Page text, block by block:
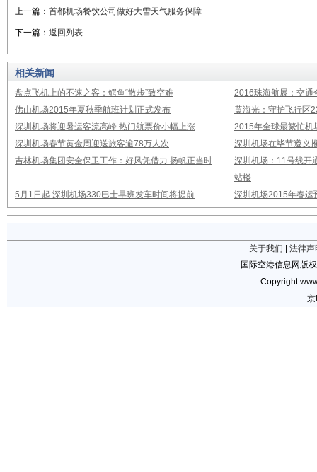
上一篇： 首都机场餐饮公司做好大雪天气服务保障
下一篇： 返回列表
相关新闻
盘点飞机上的不速之客：鳄鱼“散步”致空难
2016珠海航展：交通
佛山机场2015年夏秋季航班计划正式发布
黄海光：守护飞行区
深圳机场将迎暑运客流高峰 热门航票价小幅上涨
2015年全球最繁忙机
深圳机场春节黄金周迎送旅客逾78万人次
深圳机场在毕节遵义
吉林机场集团安全保卫工作：好风凭借力 扬帆正当时
深圳机场：11号线开
站楼
5月1日起 深圳机场330巴士早班发车时间将提前
深圳机场2015年春运
关于我们
法律声
国际空港信息网版
Copyright